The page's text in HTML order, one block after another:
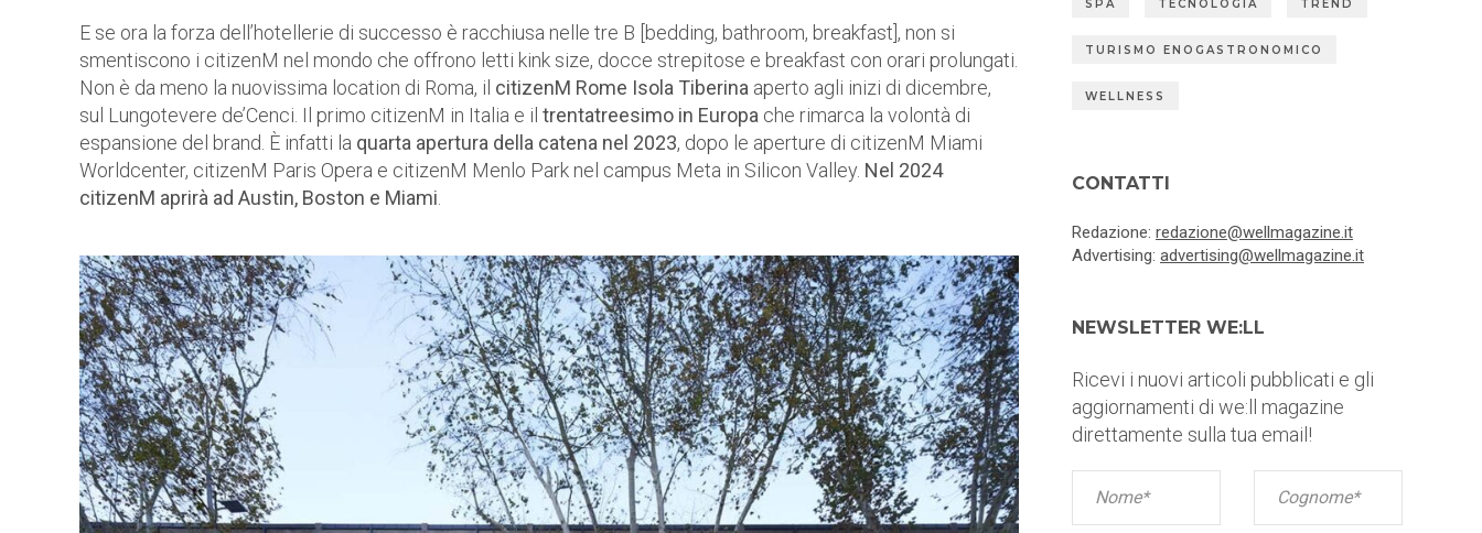
E se ora la forza dell’hotellerie di successo è racchiusa nelle tre B [bedding, bathroom, breakfast], non si
smentiscono i citizenM nel mondo che offrono letti kink size, docce strepitose e breakfast con orari prolungati.
Non è da meno la nuovissima location di Roma, il citizenM Rome Isola Tiberina aperto agli inizi di dicembre,
sul Lungotevere de’Cenci. Il primo citizenM in Italia e il trentatreesimo in Europa che rimarca la volontà di
espansione del brand. È infatti la quarta apertura della catena nel 2023, dopo le aperture di citizenM Miami
Worldcenter, citizenM Paris Opera e citizenM Menlo Park nel campus Meta in Silicon Valley. Nel 2024
citizenM aprirà ad Austin, Boston e Miami
SPA TECNOLOGIA TREND
TURISMO ENOGASTRONOMICO
WELLNESS
CONTATTI
Redazione: redazione@wellmagazine.it
Advertising: advertising@wellmagazine.it
NEWSLETTER WE:LL
Ricevi i nuovi articoli pubblicati e gli
aggiornamenti di we:ll magazine
direttamente sulla tua email!